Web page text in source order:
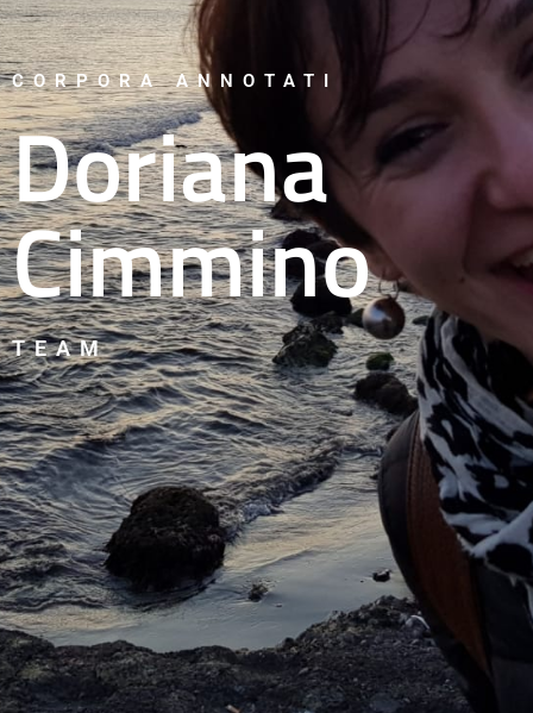
CORPORA ANNOTATI
Doriana
Cimmino
TEAM